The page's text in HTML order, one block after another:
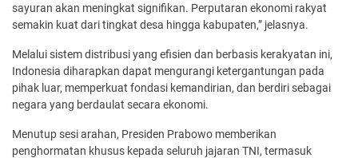
sayuran akan meningkat signifikan. Perputaran ekonomi rakyat
semakin kuat dari tingkat desa hingga kabupaten,” jelasnya.
Melalui sistem distribusi yang efisien dan berbasis kerakyatan ini,
Indonesia diharapkan dapat mengurangi ketergantungan pada
pihak luar, memperkuat fondasi kemandirian, dan berdiri sebagai
negara yang berdaulat secara ekonomi.
Menutup sesi arahan, Presiden Prabowo memberikan
penghormatan khusus kepada seluruh jajaran TNI, termasuk